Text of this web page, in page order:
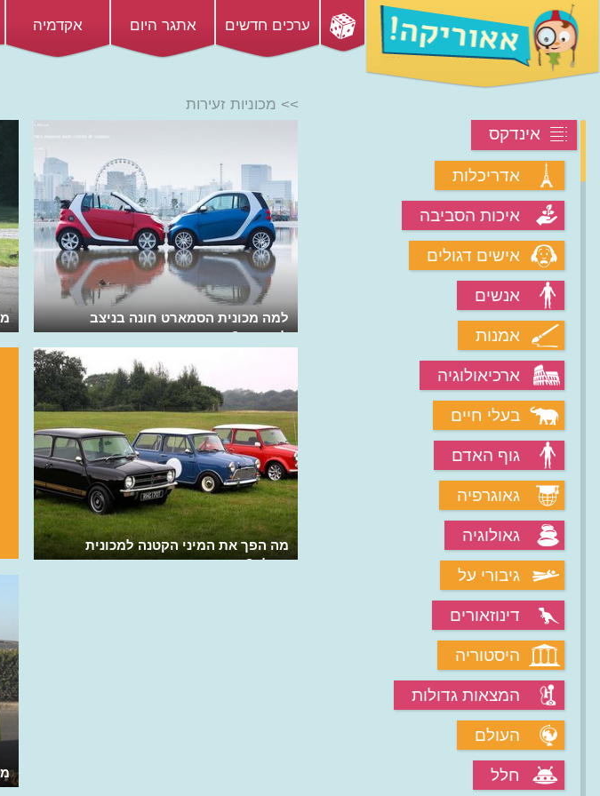
ערכים חדשים אתגר היום אקדמיה
אינדקס
אדריכלות
איכות הסביבה
אישים דגולים
אנשים
אמנות
ארכיאולוגיה
בעלי חיים
גוף האדם
גאוגרפיה
גאולוגיה
גיבורי על
דינוזאורים
היסטוריה
המצאות גדולות
העולם
חלל
>> מכוניות זעירות
למה מכונית הסמארט חונה בניצב
למדרכה?
מה הפך את המיני הקטנה למכונית
גדולה?